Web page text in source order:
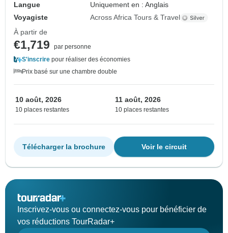
Langue
Uniquement en : Anglais
Voyagiste
Across Africa Tours & Travel
À partir de
€1,719
par personne
S'inscrire pour réaliser des économies
Prix basé sur une chambre double
10 août, 2026
10 places restantes
11 août, 2026
10 places restantes
Voir le circuit
Télécharger la brochure
Inscrivez-vous ou connectez-vous pour bénéficier de
vos réductions TourRadar+